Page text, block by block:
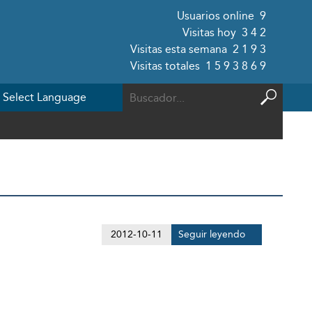
Usuarios online 9
Visitas hoy 342
Visitas esta semana 2193
Visitas totales 1593869
2012-10-11 Seguir leyendo